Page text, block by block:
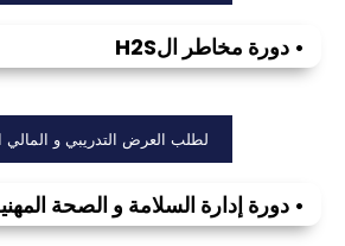
• دورة مخاطر الH2S
لطلب العرض التدريبي و المالي
• دورة إدارة السلامة و الصحة